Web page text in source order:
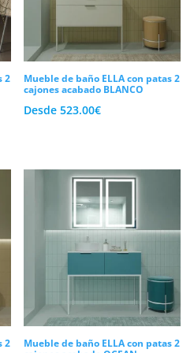
a la estancia
este modo, podrás
de madera o
con griferías de
alto.
en el hogar
es una prioridad
sanitarios. Por
materias
premium para fabricar
pues, nuestras
y de resinas
perfectamente los
2
Mueble de baño ELLA con patas 2
cajones acabado BLANCO
Desde523.00€
2
Mueble de baño ELLA con patas 2